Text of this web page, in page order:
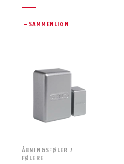
SAMMENLIGN
ÅBNINGSFØLER /
FØLERE